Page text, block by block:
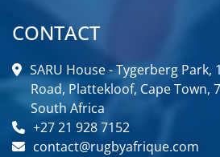
CONTACT
SARU House - Tygerberg Park,
Road, Plattekloof, Cape Town,
South Africa
+27 21 928 7152
contact@rugbyafrique.com